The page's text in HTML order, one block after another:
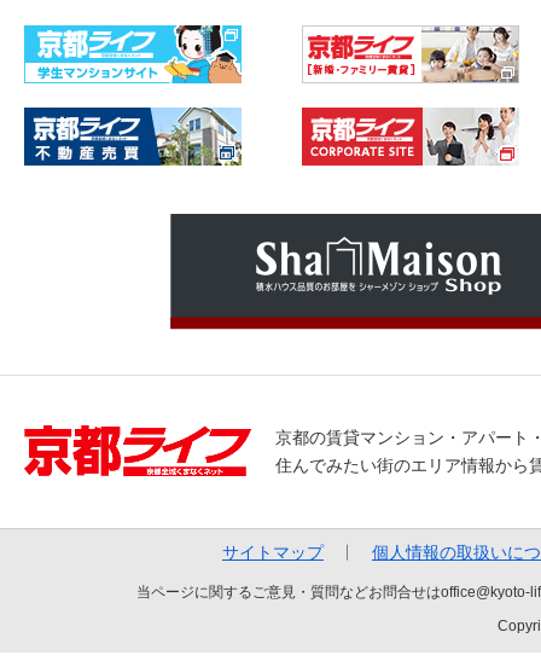
京都の賃貸マンション・アパート
住んでみたい街のエリア情報から
サイトマップ 個人情報の取扱いに
当ページに関するご意見・質問などお問合せは